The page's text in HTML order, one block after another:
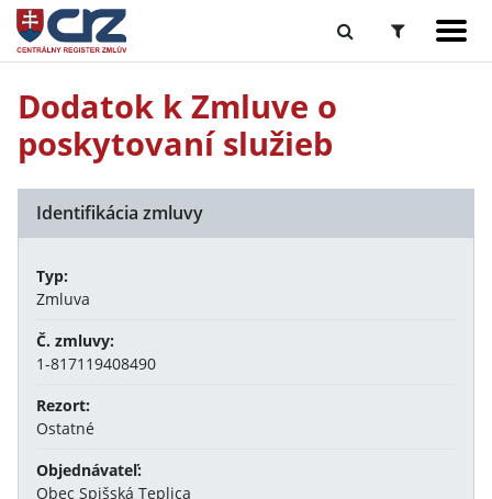
Dodatok k Zmluve o
poskytovaní služieb
Identifikácia zmluvy
Typ:
Zmluva
Č. zmluvy:
1-817119408490
Rezort:
Ostatné
Objednávateľ:
Obec Spišská Teplica